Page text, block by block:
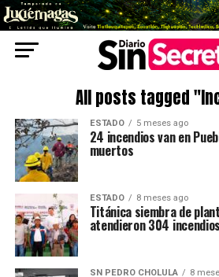
All posts tagged
ESTADO 5 meses ago
24 incendios van en
muertos
ESTADO 8 meses ago
Titánica siembra de
atendieron 304
SN PEDRO CHOLULA 8